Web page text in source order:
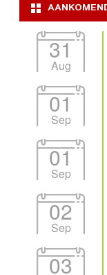
31
Aug
01
Sep
01
Sep
02
Sep
03